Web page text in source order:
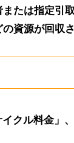
たは指定引
資源が回収
クル料金」